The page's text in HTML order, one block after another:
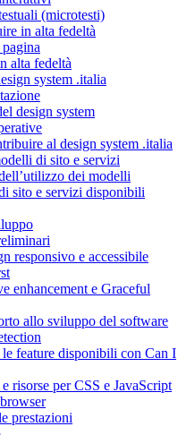
(microtesti)
in alta fedeltà
alta fedeltà
system .italia
design system
al design system .italia
di sito e servizi
dei modelli
sito e servizi disponibili
responsivo e accessibile
enhancement e Graceful
allo sviluppo del software
feature disponibili con Can I
risorse per CSS e JavaScript
prestazioni